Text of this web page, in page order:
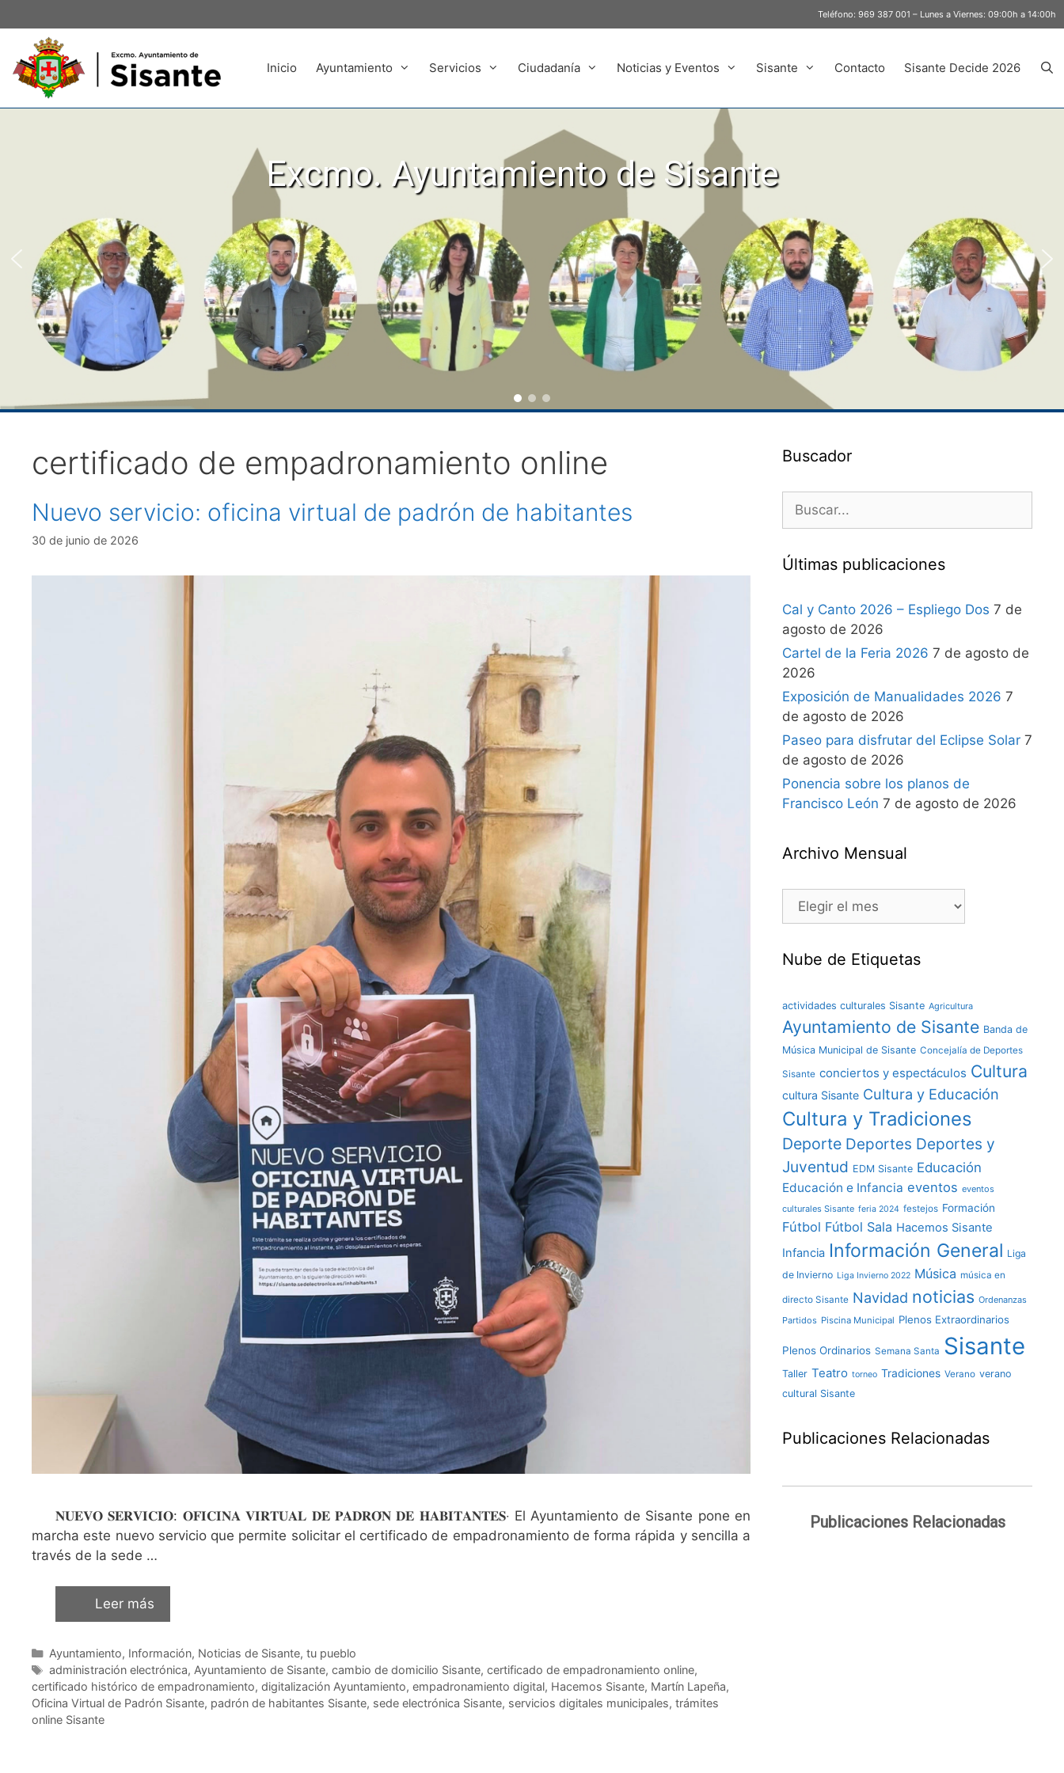
Teléfono: 969 387 001 – Lunes a Viernes: 09:00h a 14:00h
Inicio Ayuntamiento Servicios Ciudadanía Noticias y Eventos Sisante Contacto Sisante Decide 2026
Excmo. Ayuntamiento de Sisante
certificado de empadronamiento online
Nuevo servicio: oficina virtual de padrón de habitantes
30 de junio de 2026
𝐍𝐔𝐄𝐕𝐎 𝐒𝐄𝐑𝐕𝐈𝐂𝐈𝐎: 𝐎𝐅𝐈𝐂𝐈𝐍𝐀 𝐕𝐈𝐑𝐓𝐔𝐀𝐋 𝐃𝐄 𝐏𝐀𝐃𝐑𝐎́𝐍 𝐃𝐄 𝐇𝐀𝐁𝐈𝐓𝐀𝐍𝐓𝐄𝐒‧ El Ayuntamiento de Sisante pone en
marcha este nuevo servicio que permite solicitar el certificado de empadronamiento de forma rápida y sencilla a
través de la sede …
Leer más
Ayuntamiento, Información, Noticias de Sisante, tu pueblo
administración electrónica, Ayuntamiento de Sisante, cambio de domicilio Sisante, certificado de empadronamiento online,
certificado histórico de empadronamiento, digitalización Ayuntamiento, empadronamiento digital, Hacemos Sisante, Martín Lapeña,
Oficina Virtual de Padrón Sisante, padrón de habitantes Sisante, sede electrónica Sisante, servicios digitales municipales, trámites
online Sisante
Buscador
Últimas publicaciones
Cal y Canto 2026 – Espliego Dos 7 de
agosto de 2026
Cartel de la Feria 2026 7 de agosto de
2026
Exposición de Manualidades 2026 7
de agosto de 2026
Paseo para disfrutar del Eclipse Solar 7
de agosto de 2026
Ponencia sobre los planos de
Francisco León 7 de agosto de 2026
Archivo Mensual
Nube de Etiquetas
actividades culturales Sisante Agricultura
Ayuntamiento de Sisante Banda de
Música Municipal de Sisante Concejalía de Deportes
Sisante conciertos y espectáculos Cultura
cultura Sisante Cultura y Educación
Cultura y Tradiciones
Deporte Deportes Deportes y
Juventud EDM Sisante Educación
Educación e Infancia eventos eventos
culturales Sisante feria 2024 festejos Formación
Fútbol Fútbol Sala Hacemos Sisante
Infancia Información General Liga
de Invierno Liga Invierno 2022 Música música en
directo Sisante Navidad noticias Ordenanzas
Partidos Piscina Municipal Plenos Extraordinarios
Plenos Ordinarios Semana Santa Sisante
Taller Teatro torneo Tradiciones Verano verano
cultural Sisante
Publicaciones Relacionadas
Publicaciones Relacionadas